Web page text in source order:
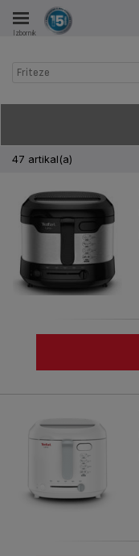
Izbornik
Friteze
47 artikal(a)